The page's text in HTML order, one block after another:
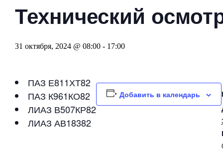
Технический
31 октября, 2024 @ 08:00 - 17:00
ПАЗ Е811ХТ82
ПАЗ К961КО82
ЛИАЗ В507КР82
ЛИАЗ АВ18382
Добавить в календарь